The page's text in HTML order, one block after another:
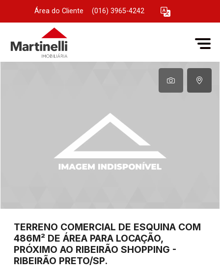
Área do Cliente (016) 3965-4242
TERRENO COMERCIAL DE ESQUINA COM
486M² DE ÁREA PARA LOCAÇÃO,
PRÓXIMO AO RIBEIRÃO SHOPPING -
RIBEIRÃO PRETO/SP.